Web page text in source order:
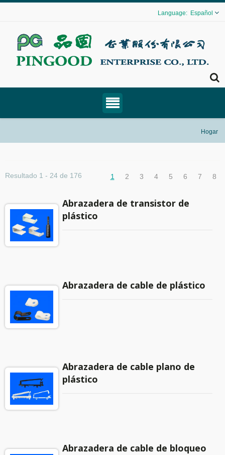
Español
Hogar
Resultado 1 - 24 de 176 1 2 3 4 5 6 7 8
Abrazadera de transistor de
plástico
Abrazadera de cable de plástico
Abrazadera de cable plano de
plástico
Abrazadera de cable de bloqueo